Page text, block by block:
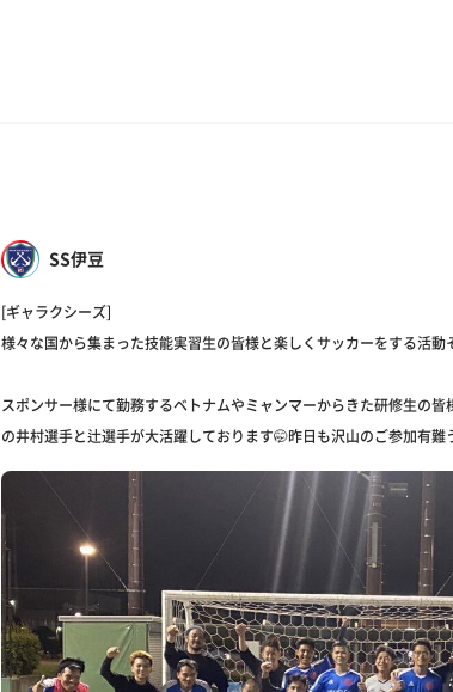
SS伊豆
[ギャラクシーズ]
様々な国から集まった技能実習生の皆様と楽しくサッカーをする活
スポンサー様にて勤務するベトナムやミャンマーからきた研修生の
の井村選手と辻選手が大活躍しております🤭昨日も沢山のご参加有難